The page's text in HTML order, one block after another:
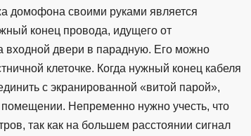
домофона своими руками является
конец провода, идущего от
входной двери в парадную. Его можно
клеточке. Когда нужный конец кабеля
с экранированной «витой парой»,
Непременно нужно учесть, что
так как на большем расстоянии сигнал